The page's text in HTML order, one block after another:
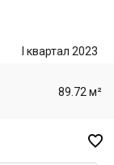
I квартал 2023
89.72 м²
